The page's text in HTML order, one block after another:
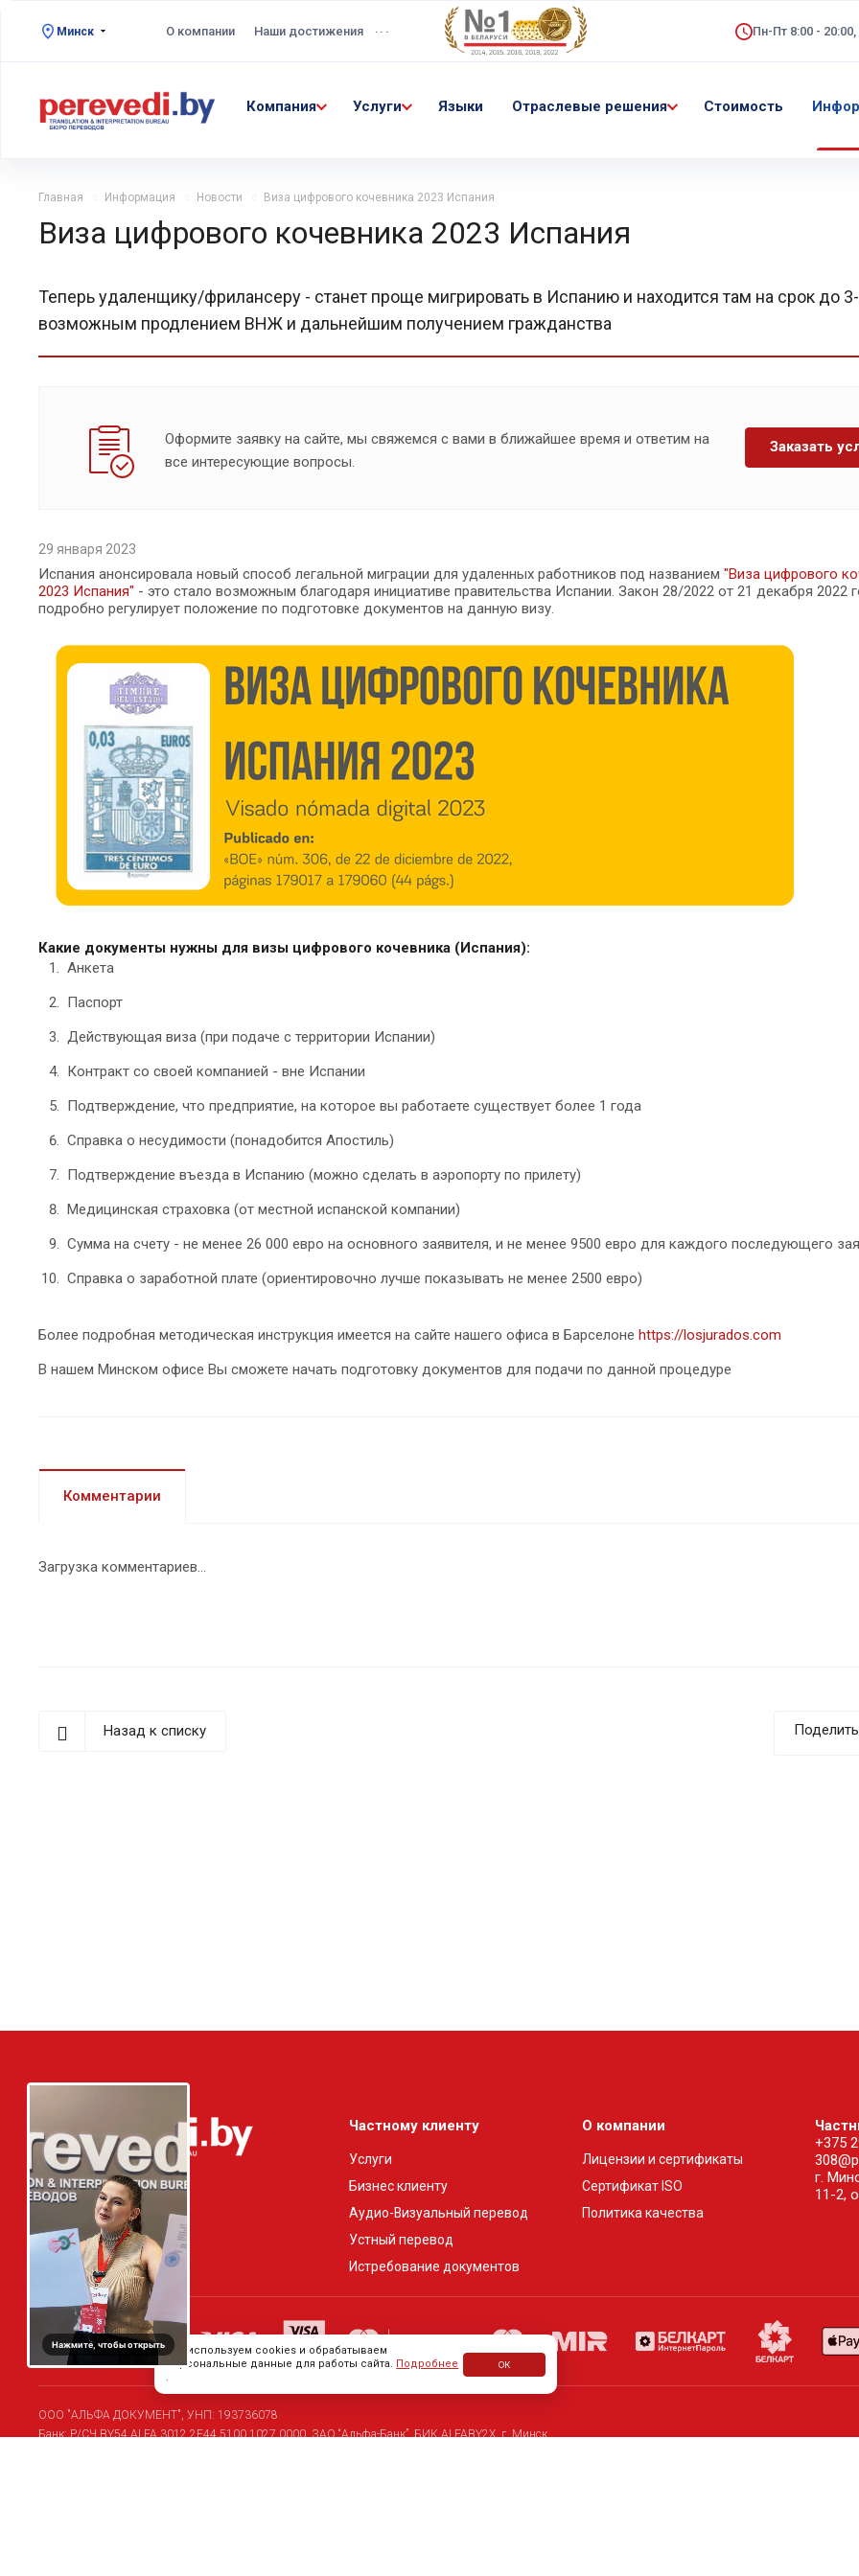
Минск О компании Наши достижения ... Пн-Пт 8:00 -
Компания Услуги Языки Отраслевые решения Стоимость
Главная Информация Новости Виза цифрового кочевника 2023 Испания
Виза цифрового кочевника 2023 Испания
Теперь удаленщику/фрилансеру - станет проще мигрировать в Испанию и находится там на срок до 3-
возможным продлением ВНЖ и дальнейшим получением гражданства
Оформите заявку на сайте, мы свяжемся с вами в ближайшее время и ответим на
все интересующие вопросы.
Заказать
29 января 2023
Испания анонсировала новый способ легальной миграции для удаленных работников под названием "Виза цифрового
2023 Испания" - это стало возможным благодаря инициативе правительства Испании. Закон 28/2022 от 21 декабря 2022
подробно регулирует положение по подготовке документов на данную визу.
Какие документы нужны для визы цифрового кочевника (Испания):
Анкета
Паспорт
Действующая виза (при подаче с территории Испании)
Контракт со своей компанией - вне Испании
Подтверждение, что предприятие, на которое вы работаете существует более 1 года
Справка о несудимости (понадобится Апостиль)
Подтверждение въезда в Испанию (можно сделать в аэропорту по прилету)
Медицинская страховка (от местной испанской компании)
Сумма на счету - не менее 26 000 евро на основного заявителя, и не менее 9500 евро для каждого последующего
Справка о заработной плате (ориентировочно лучше показывать не менее 2500 евро)
Более подробная методическая инструкция имеется на сайте нашего офиса в Барселоне https://losjurados.com
В нашем Минском офисе Вы сможете начать подготовку документов для подачи по данной процедуре
Комментарии
Загрузка комментариев...
Назад к списку
Частному клиенту
Услуги
Бизнес клиенту
Аудио-Визуальный перевод
Устный перевод
Истребование документов
О компании
Лицензии и сертификаты
Сертификат ISO
Политика качества
+375
г.
11-2,
ООО "АЛЬФА ДОКУМЕНТ", УНП: 193736078
Банк: Р/СЧ BY54 ALFA 3012 2E44 5100 1027 0000, ЗАО “Альфа-Банк”, БИК ALFABY2X, г. Минск
Мы используем cookies и обрабатываем
персональные данные для работы сайта. Подробнее
.
ОК
Нажмите, чтобы открыть